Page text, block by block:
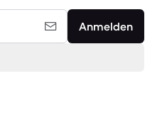
Anmelden